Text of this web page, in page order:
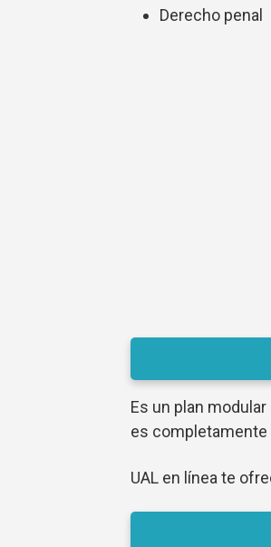
Derecho penal
Es un plan
es
UAL en línea te